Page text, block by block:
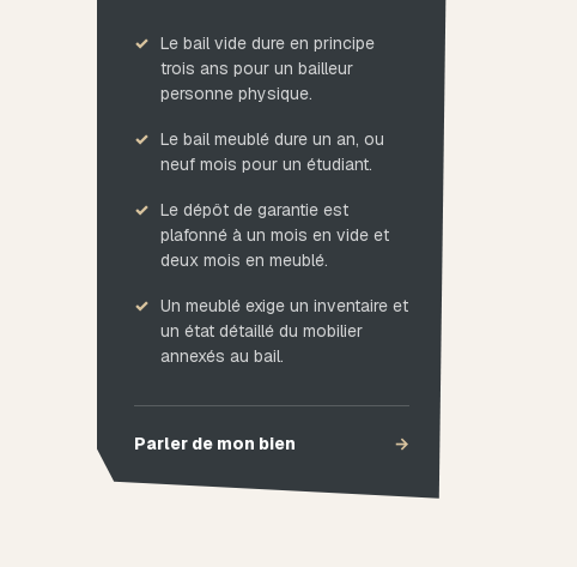
Le bail vide dure en principe
trois ans pour un bailleur
personne physique.
Le bail meublé dure un an, ou
neuf mois pour un étudiant.
Le dépôt de garantie est
plafonné à un mois en vide et
deux mois en meublé.
Un meublé exige un inventaire et
un état détaillé du mobilier
annexés au bail.
Parler de mon bien →